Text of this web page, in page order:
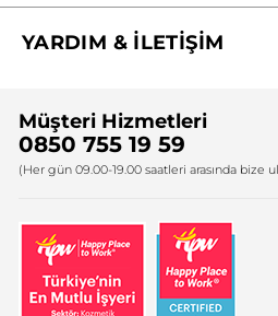
Yves Rocher Vakfı
YARDIM & İLETİŞİM
Bize Ulaşın
Firma Bilgileri
Müşteri Hizmetleri
0850 755 19 59
(Her gün 09.00-19.00 saatleri arasında bize